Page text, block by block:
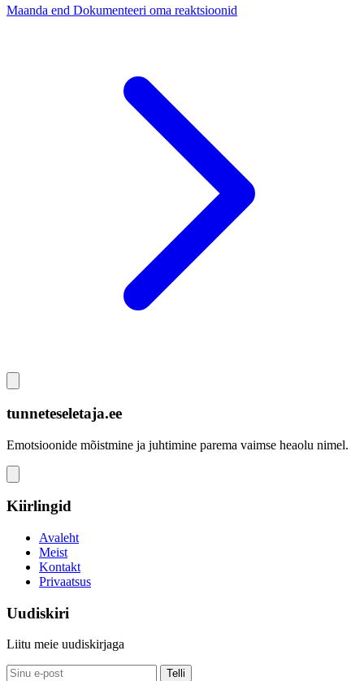
Maanda end Dokumenteeri oma reaktsioonid
tunneteseletaja.ee
Emotsioonide mõistmine ja juhtimine parema vaimse heaolu nimel.
Kiirlingid
Avaleht
Meist
Kontakt
Privaatsus
Uudiskiri
Liitu meie uudiskirjaga
Telli